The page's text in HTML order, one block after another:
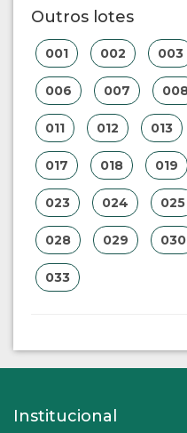
Outros lotes
001 002 003
006 007
011 012 013
017 018 019
023 024 025
028 029 030
033
Institucional